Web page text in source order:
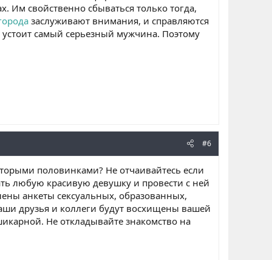
Им свойственно сбываться только тогда,
заслуживают внимания, и справляются
самый серьезный мужчина. Поэтому
#6
половинками? Не отчаивайтесь если
любую красивую девушку и провести с ней
анкеты сексуальных, образованных,
друзья и коллеги будут восхищены вашей
Не откладывайте знакомство на